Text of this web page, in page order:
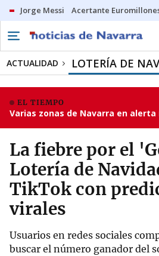
Jorge Messi Acertante
ACTUALIDAD LOTERÍA DE
EL TIEMPO
Varias zonas de Navarra en
La fiebre por el
Lotería de
TikTok con
virales
Usuarios en redes sociales
buscar el número ganador del